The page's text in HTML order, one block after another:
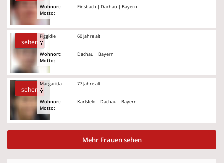
Wohnort:
Motto:
Einsbach | Dachau | Bayern
sehen
Piggldie
Wohnort:
Motto:
60 Jahre alt
Dachau | Bayern
sehen
Margaritta
Wohnort:
Motto:
77 Jahre alt
Karlsfeld | Dachau | Bayern
Mehr Frauen sehen